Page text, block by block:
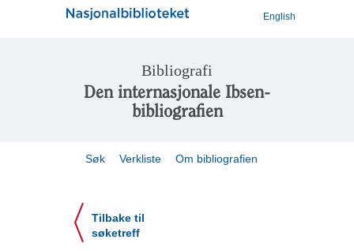
English
Bibliografi
Den internasjonale Ibsen-
bibliografien
Søk Verkliste Om bibliografien
Tilbake til
søketreff